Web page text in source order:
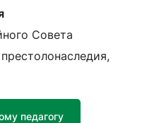
Совета
педагогу